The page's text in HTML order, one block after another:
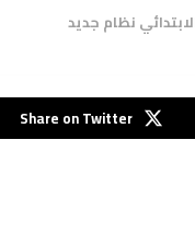
نظام جديد
Share on Twitter